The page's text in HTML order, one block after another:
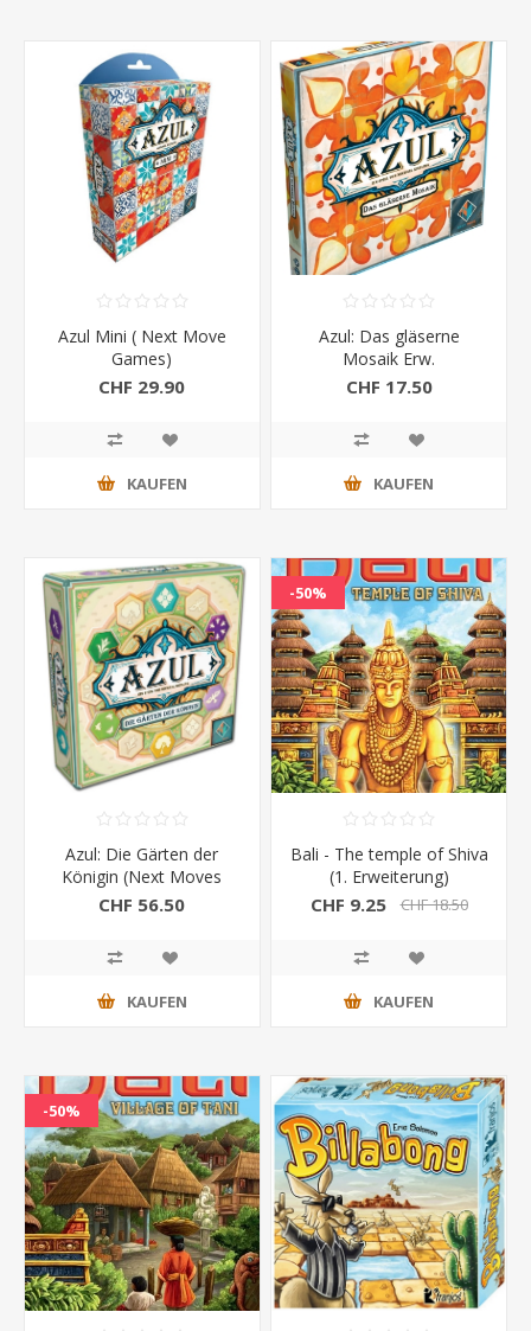
Azul Mini ( Next Move
Games)
CHF 29.90
KAUFEN
Azul: Das gläserne
Mosaik Erw.
CHF 17.50
KAUFEN
Azul: Die Gärten der
Königin (Next Moves
Games)
CHF 56.50
KAUFEN
-50%
Bali - The temple of Shiva
(1. Erweiterung)
CHF 9.25 CHF 18.50
KAUFEN
-50%